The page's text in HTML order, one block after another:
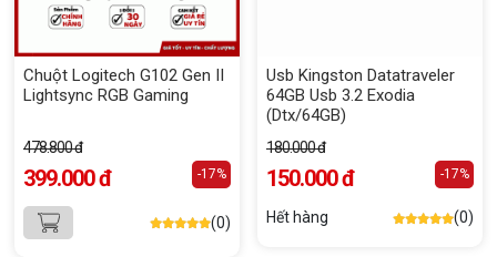
Chuột Logitech G102 Gen II
Lightsync RGB Gaming
478.800 đ
399.000 đ -17%
(0)
Usb Kingston Datatraveler
64GB Usb 3.2 Exodia
(Dtx/64GB)
180.000 đ
150.000 đ -17%
Hết hàng (0)